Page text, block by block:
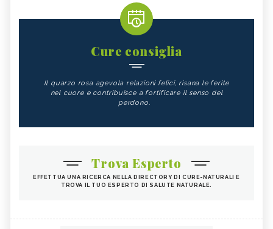
Cure consiglia
Il quarzo rosa agevola relazioni felici, risana le ferite
nel cuore e contribuisce a fortificare il senso del
perdono.
Trova Esperto
EFFETTUA UNA RICERCA NELLA DIRECTORY DI CURE-NATURALI E
TROVA IL TUO ESPERTO DI SALUTE NATURALE.